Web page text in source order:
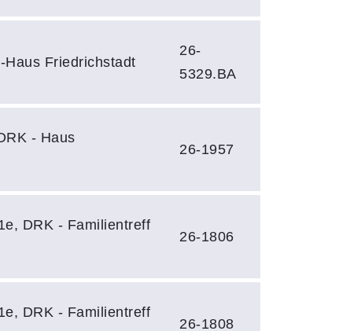
Haus Friedrichstadt
26-
5329.BA
- Haus
26-1957
DRK - Familientreff
26-1806
DRK - Familientreff
26-1808